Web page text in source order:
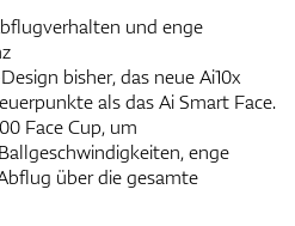
und enge
bisher, das neue Ai10x
als das Ai Smart Face.
Face Cup, um
enge
über die gesamte